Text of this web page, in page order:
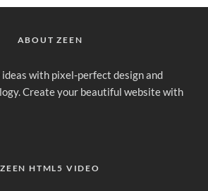
ABOUT ZEEN
with pixel-perfect design and
Create your beautiful website with
ZEEN HTML5 VIDEO